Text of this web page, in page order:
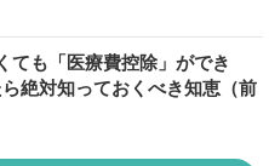
ても「医療費控除」ができ
絶対知っておくべき知恵（前